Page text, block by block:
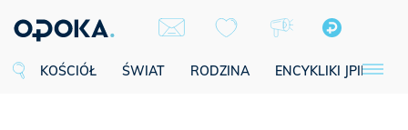
KOŚCIÓŁ ŚWIAT RODZINA ENCYKLIKI JPII